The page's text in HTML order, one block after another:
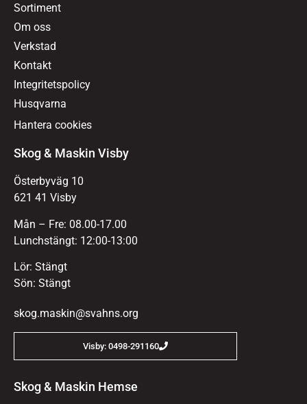
Sortiment
Om oss
Verkstad
Kontakt
Integritetspolicy
Husqvarna
Hantera cookies
Skog & Maskin Visby
Österbyväg 10
621 41 Visby
Mån – Fre: 08.00-17.00
Lunchstängt: 12:00-13:00
Lör: Stängt
Sön: Stängt
skog.maskin@svahns.org
Visby: 0498-291160
Skog & Maskin Hemse